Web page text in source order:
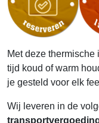
Met deze
tijd koud of warm
je gesteld voor elk
Wij leveren in de